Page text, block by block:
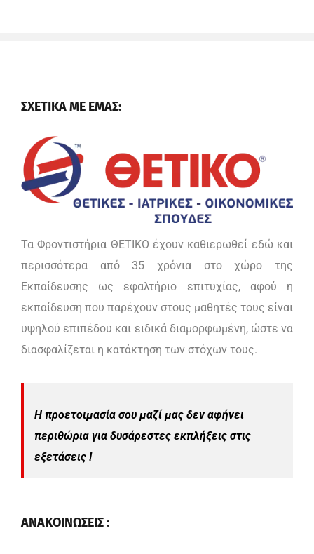
ΣΧΕΤΙΚΑ ΜΕ ΕΜΑΣ:
Τα Φροντιστήρια ΘΕΤΙΚΟ έχουν καθιερωθεί εδώ και
περισσότερα από 35 χρόνια στο χώρο της
Εκπαίδευσης ως εφαλτήριο επιτυχίας, αφού η
εκπαίδευση που παρέχουν στους μαθητές τους είναι
υψηλού επιπέδου και ειδικά διαμορφωμένη, ώστε να
διασφαλίζεται η κατάκτηση των στόχων τους.
Η προετοιμασία σου μαζί μας δεν αφήνει
περιθώρια για δυσάρεστες εκπλήξεις στις
εξετάσεις !
ΑΝΑΚΟΙΝΩΣΕΙΣ :